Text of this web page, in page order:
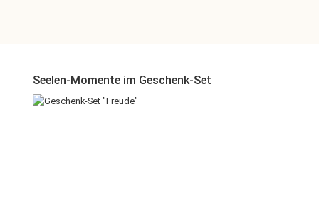
Produktgalerie überspringen
Seelen-Momente im Geschenk-Set